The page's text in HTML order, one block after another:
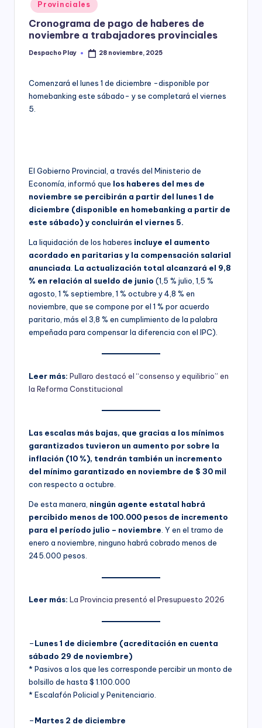
y
in
Provinciales
Cronograma de pago de haberes de
noviembre a trabajadores provinciales
Posted
Despacho Play 28 noviembre, 2025
Comenzará el lunes 1 de diciembre -disponible por
homebanking este sábado- y se completará el viernes
5.
El Gobierno Provincial, a través del Ministerio de
Economía, informó que los haberes del mes de
noviembre se percibirán a partir del lunes 1 de
diciembre (disponible en homebanking a partir de
este sábado) y concluirán el viernes 5.
La liquidación de los haberes incluye el aumento
acordado en paritarias y la compensación salarial
anunciada La actualización total alcanzará el 9,8
% en relación al sueldo de junio (1,5 % julio, 1,5 %
agosto, 1 % septiembre, 1 % octubre y 4,8 % en
noviembre, que se compone por el 1 % por acuerdo
paritario, más el 3,8 % en cumplimiento de la palabra
empeñada para compensar la diferencia con el IPC).
Leer más: Pullaro destacó el “consenso y equilibrio” en
la Reforma Constitucional
Las escalas más bajas, que gracias a los mínimos
garantizados tuvieron un aumento por sobre la
inflación (10 %), tendrán también un incremento
del mínimo garantizado en noviembre de $ 30 mil
con respecto a octubre.
De esta manera, ningún agente estatal habrá
percibido menos de 100.000 pesos de incremento
para el período julio – noviembre . Y en el tramo de
enero a noviembre, ninguno habrá cobrado menos de
245.000 pesos.
Leer más: La Provincia presentó el Presupuesto 2026
–Lunes 1 de diciembre (acreditación en cuenta
sábado 29 de noviembre)
* Pasivos a los que les corresponde percibir un monto de
bolsillo de hasta $ 1.100.000
* Escalafón Policial y Penitenciario.
–Martes 2 de diciembre